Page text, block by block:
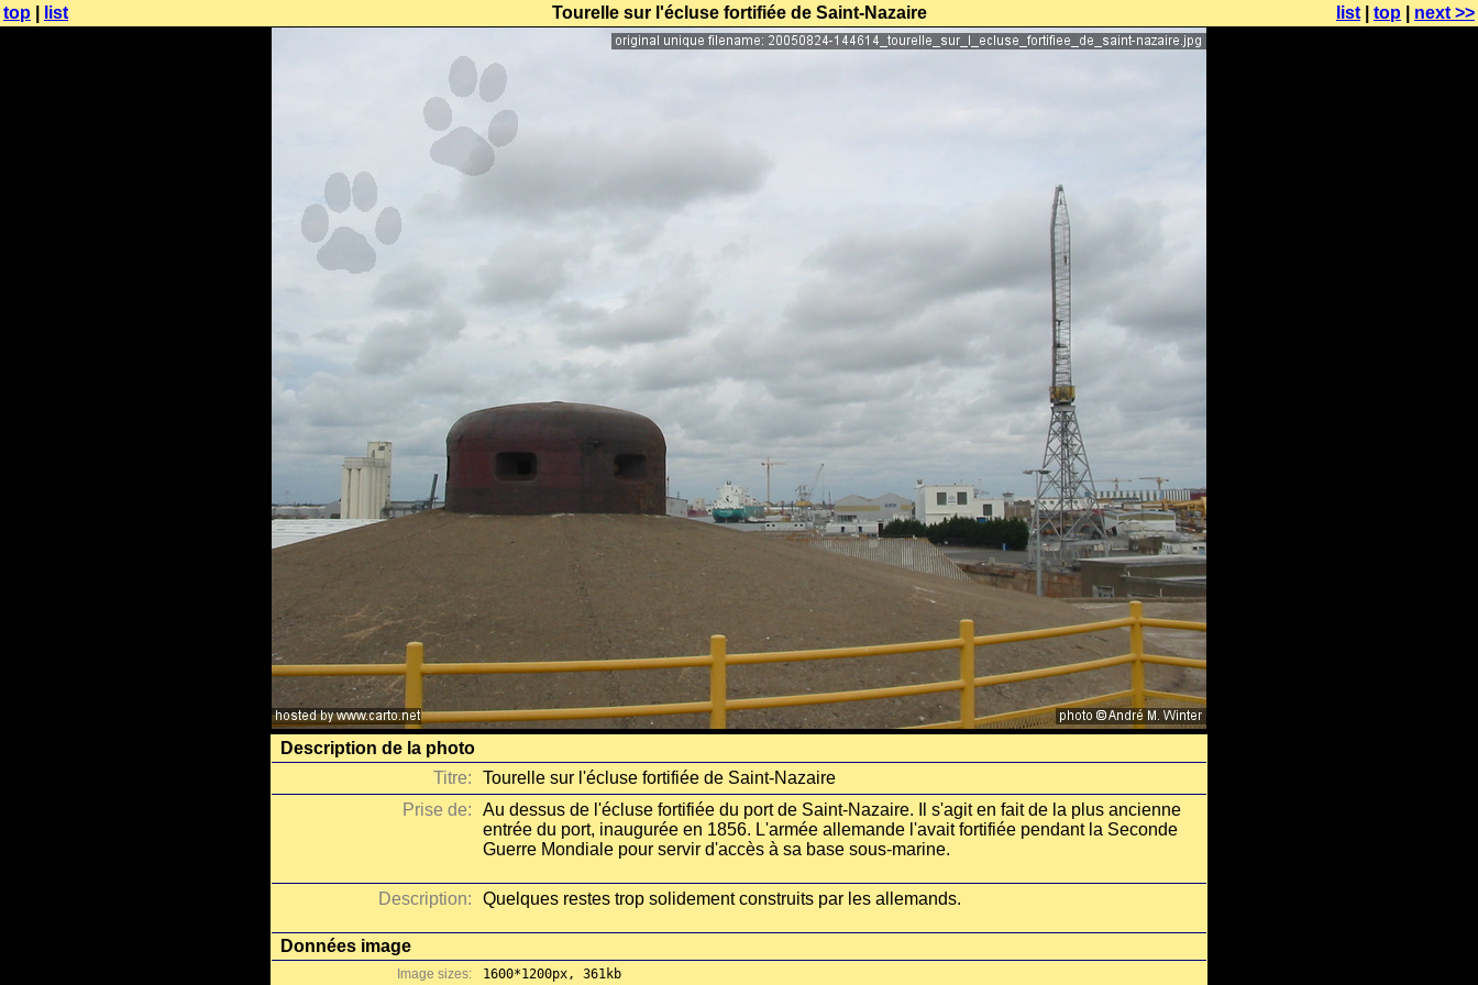
top list Tourelle sur l'écluse fortifiée de Saint-Nazaire list top next >>
Description de la photo
Titre:
Tourelle sur l'écluse fortifiée de Saint-Nazaire
Prise de:
Au dessus de l'écluse fortifiée du port de Saint-Nazaire. Il s'agit en fait de la plus ancienne
entrée du port, inaugurée en 1856. L'armée allemande l'avait fortifiée pendant la Seconde
Guerre Mondiale pour servir d'accès à sa base sous-marine.
Description: Quelques restes trop solidement construits par les allemands.
Données image
Image sizes: 1600*1200px, 361kb